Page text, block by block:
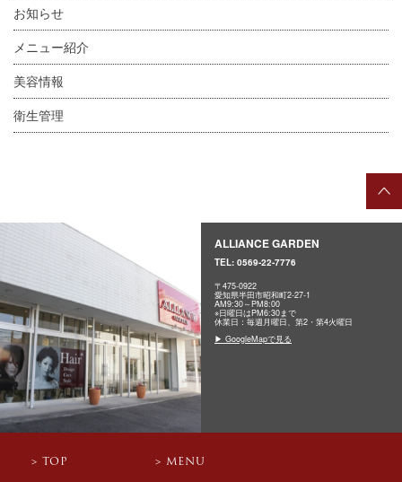
お知らせ
メニュー紹介
美容情報
衛生管理
ALLIANCE GARDEN
TEL: 0569-22-7776
〒475-0922
愛知県半田市昭和町2-27-1
AM9:30～PM8:00
※日曜日はPM6:30まで
休業日：毎週月曜日、第2・第4火曜日
▶ GoogleMapで見る
TOP MENU